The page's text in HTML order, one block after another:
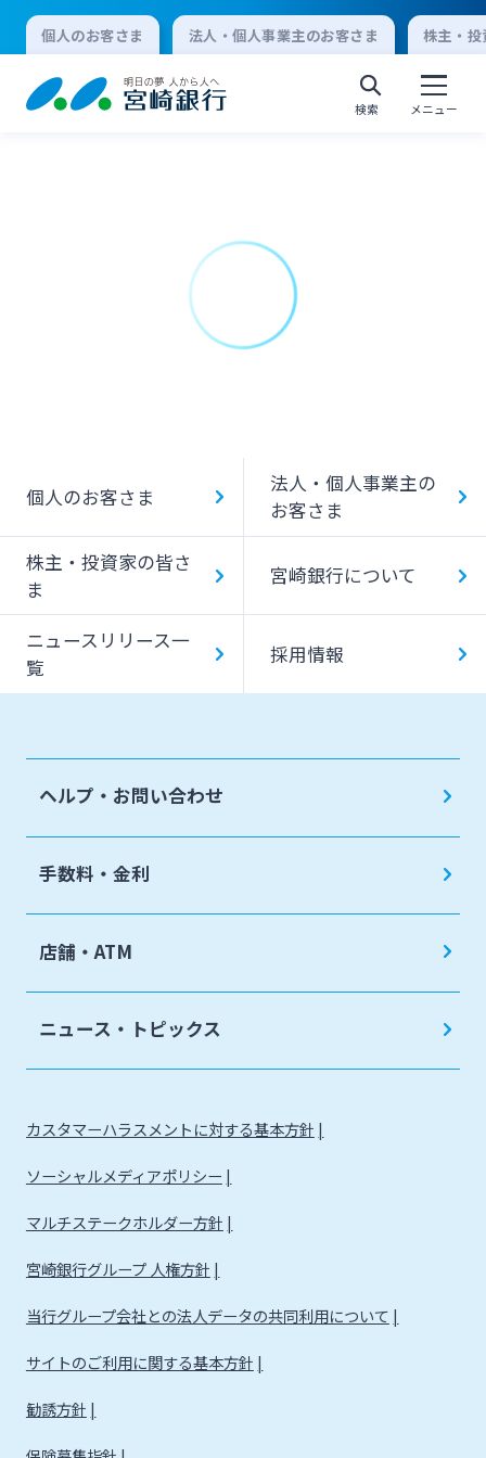
個人のお客さま 法人・個人事業主のお客さま 株主・
検索 メニュー
みやぎんMikatanoシリーズ
ログオン
English
個人のお客さま
宮崎銀行について
ニュースリリース一覧
お問い合わせ先一覧
個人のお客さま
法人・個人事業主の
お客さま
株主・投資家の皆さ
ま
宮崎銀行について
ニュースリリース一
覧
採用情報
ヘルプ・お問い合わせ
手数料・金利
店舗・ATM
ニュース・トピックス
カスタマーハラスメントに対する基本方針
ソーシャルメディアポリシー
マルチステークホルダー方針
宮崎銀行グループ 人権方針
当行グループ会社との法人データの共同利用について
サイトのご利用に関する基本方針
勧誘方針